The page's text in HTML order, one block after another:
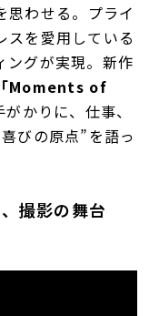
思わせる。プライ
スを愛用している
ングが実現。新作
「Moments of
がかりに、仕事、
びの原点”を語っ
撮影の舞台